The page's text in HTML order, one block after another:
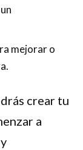
mejorar o
crear tu
a